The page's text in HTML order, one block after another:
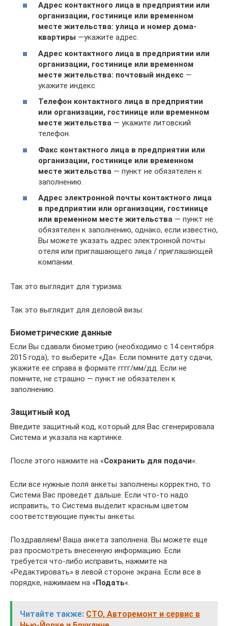
Адрес контактного лица в предприятии или
организации, гостинице или временном
месте жительства: улица и номер дома-
квартиры —укажите адрес.
Адрес контактного лица в предприятии или
организации, гостинице или временном
месте жительства: почтовый индекс —
укажите индекс.
Телефон контактного лица в предприятии
или организации, гостинице или временном
месте жительства — укажите литовский
телефон.
Факс контактного лица в предприятии или
организации, гостинице или временном
месте жительства — пункт не обязятелен к
заполнению.
Адрес электронной почты контактного лица
в предприятии или организации, гостинице
или временном месте жительства — пункт не
обязятелен к заполнению, однако, если известно,
Вы можете указать адрес электронной почты
отеля или приглашающего лица / приглашающей
компании.
Так это выглядит для туризма:
Так это выглядит для деловой визы:
Биометрические данные
Если Вы сдавали биометрию (необходимо с 14 сентября
2015 года), то выберите «Да». Если помните дату сдачи,
укажите ее справа в формате гггг/мм/дд. Если не
помните, не страшно — пункт не обязателен к
заполнению.
Защитный код
Введите защитный код, который для Вас сгенерировала
Система и указала на картинке.
После этого нажмите на «Сохранить для подачи«.
Если все нужные поля анкеты заполнены корректно, то
Система Вас проведет дальше. Если что-то надо
исправить, то Система выделит красным цветом
соответствующие пункты анкеты.
Поздравляем! Ваша анкета заполнена. Вы можете еще
раз просмотреть внесенную информацию. Если
требуется что-либо исправить, нажмите на
«Редактировать» в левой стороне экрана. Если все в
порядке, нажимаем на «Подать«.
Читайте также: СТО, Авторемонт и сервис в